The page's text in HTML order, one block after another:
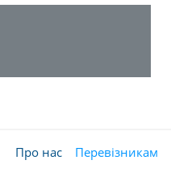
Про нас Перевізникам